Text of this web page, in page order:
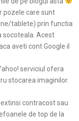
pozele care sunt
tablete) prin functia
socoteala. Acest
aveti cont Google il
serviciul ofera
stocarea imaginilor.
contracost sau
de top de la